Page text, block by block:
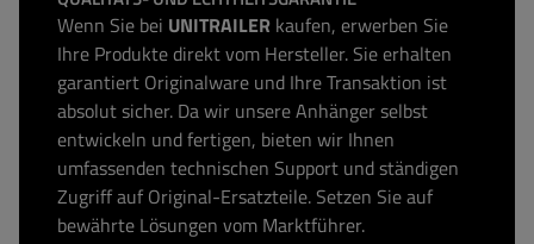
Wenn Sie bei UNITRAILER kaufen, erwerben Sie
Ihre Produkte direkt vom Hersteller. Sie erhalten
garantiert Originalware und Ihre Transaktion ist
absolut sicher. Da wir unsere Anhänger selbst
entwickeln und fertigen, bieten wir Ihnen
umfassenden technischen Support und ständigen
Zugriff auf Original-Ersatzteile. Setzen Sie auf
bewährte Lösungen vom Marktführer.